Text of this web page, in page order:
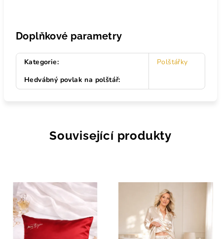
Doplňkové parametry
Kategorie:
Polštářky
Hedvábný povlak na polštář:
Související produkty